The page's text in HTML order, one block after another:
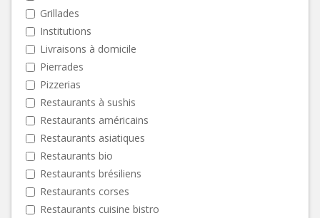
Grillades
Institutions
Livraisons à domicile
Pierrades
Pizzerias
Restaurants à sushis
Restaurants américains
Restaurants asiatiques
Restaurants bio
Restaurants brésiliens
Restaurants corses
Restaurants cuisine bistro